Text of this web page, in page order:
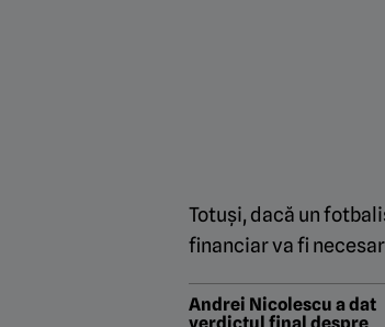
Totuși, dacă un
financiar va fi
Andrei Nicolescu a dat